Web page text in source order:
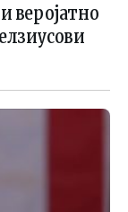
веројатно